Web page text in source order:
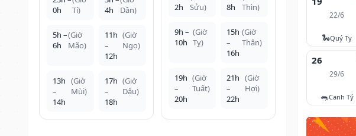
0h
Tí)
4h
Dần)
5h –
6h
(Giờ
Mão)
11h
–
12h
(Giờ
Ngọ)
13h
–
14h
(Giờ
Mùi)
17h
–
18h
(Giờ
Dậu)
2h
Sửu)
8h
Thìn)
9h –
10h
(Giờ
Tỵ)
15h
–
16h
(Giờ
Thân)
19h
–
20h
(Giờ
Tuất)
21h
–
22h
(Giờ
Hợi)
22/6
🐍Quý Tỵ
26
29/6
🐀Canh Tý